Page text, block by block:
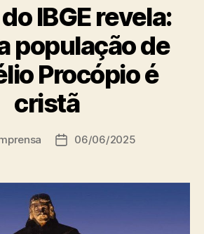
IBGE revela:
população de
Procópio é
cristã
Data06/06/2025